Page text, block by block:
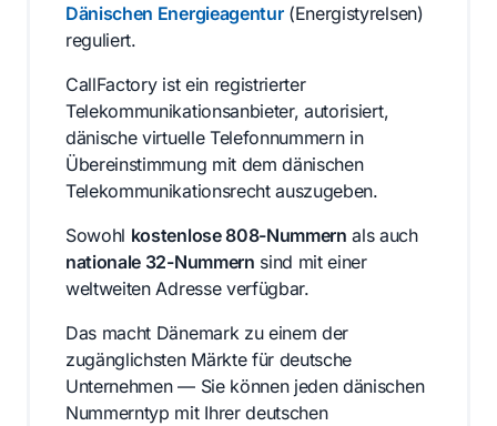
Dänischen Energieagentur(Energistyrelsen)
reguliert.
CallFactory ist ein registrierter
Telekommunikationsanbieter, autorisiert,
dänische virtuelle Telefonnummern in
Übereinstimmung mit dem dänischen
Telekommunikationsrecht auszugeben.
Sowohl kostenlose 808-Nummern als auch
nationale 32-Nummern sind mit einer
weltweiten Adresse verfügbar.
Das macht Dänemark zu einem der
zugänglichsten Märkte für deutsche
Unternehmen — Sie können jeden dänischen
Nummerntyp mit Ihrer deutschen